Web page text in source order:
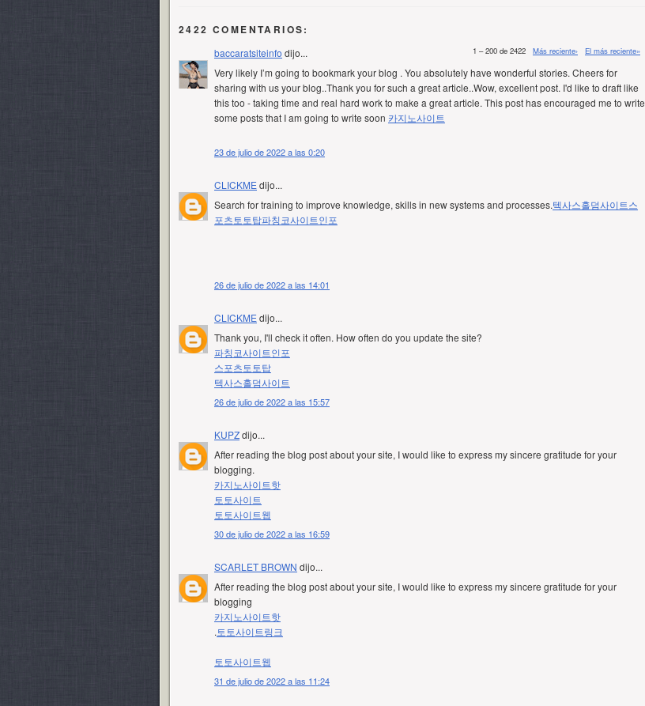
2422 COMENTARIOS:
1 – 200 de 2422 Más reciente› El más reciente»
baccaratsiteinfo dijo...
Very likely I’m going to bookmark your blog . You absolutely have wonderful stories. Cheers for
sharing with us your blog..Thank you for such a great article..Wow, excellent post. I'd like to draft like
this too - taking time and real hard work to make a great article. This post has encouraged me to write
some posts that I am going to write soon 카지노사이트
23 de julio de 2022 a las 0:20
CLICKMEdijo...
Search for training to improve knowledge, skills in new systems and processes.텍사스홀덤사이트스
포츠토토탑파칭코사이트인포
26 de julio de 2022 a las 14:01
CLICKMEdijo...
Thank you, I'll check it often. How often do you update the site?
파칭코사이트인포
스포츠토토탑
텍사스홀덤사이트
26 de julio de 2022 a las 15:57
KUPZdijo...
After reading the blog post about your site, I would like to express my sincere gratitude for your
blogging.
카지노사이트핫
토토사이트
토토사이트웹
30 de julio de 2022 a las 16:59
SCARLET BROWN dijo...
After reading the blog post about your site, I would like to express my sincere gratitude for your
blogging
카지노사이트핫
.토토사이트링크
토토사이트웹
31 de julio de 2022 a las 11:24